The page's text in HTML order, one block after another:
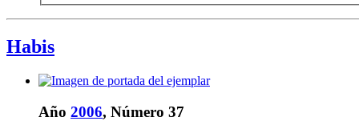
Habis
Año 2006, Número 37